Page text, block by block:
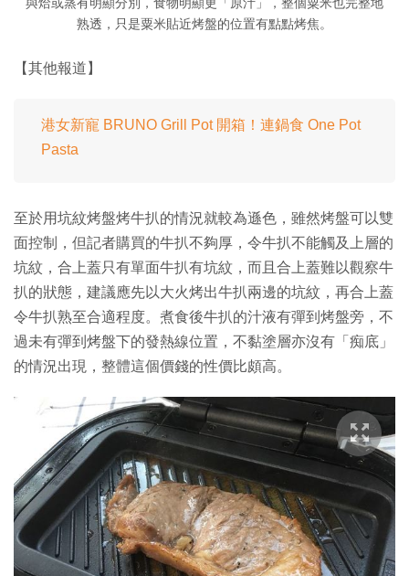
與烚或蒸有明顯分別，食物明顯更「原汁」，整個粟米也完整地
熟透，只是粟米貼近烤盤的位置有點點烤焦。
【其他報道】
港女新寵 BRUNO Grill Pot 開箱！連鍋食 One Pot
Pasta
至於用坑紋烤盤烤牛扒的情況就較為遜色，雖然烤盤可以雙
面控制，但記者購買的牛扒不夠厚，令牛扒不能觸及上層的
坑紋，合上蓋只有單面牛扒有坑紋，而且合上蓋難以觀察牛
扒的狀態，建議應先以大火烤出牛扒兩邊的坑紋，再合上蓋
令牛扒熟至合適程度。煮食後牛扒的汁液有彈到烤盤旁，不
過未有彈到烤盤下的發熱線位置，不黏塗層亦沒有「痴底」
的情況出現，整體這個價錢的性價比頗高。